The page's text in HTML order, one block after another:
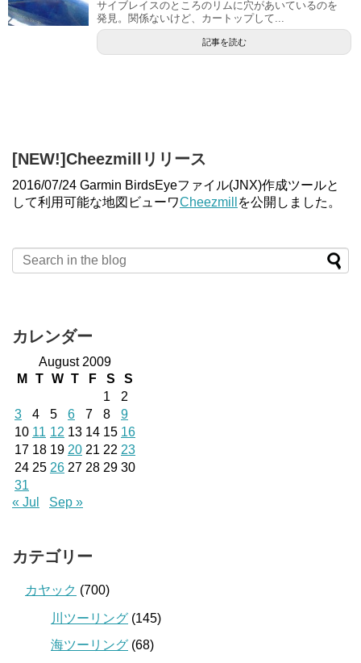
サイブレイスのところのリムに穴があいているのを
発見。関係ないけど、カートップして...
記事を読む
[NEW!]Cheezmillリリース
2016/07/24 Garmin BirdsEyeファイル(JNX)作成ツールと
して利用可能な地図ビューワCheezmill を公開しました。
カレンダー
August 2009
M
T W T F S
S
1
2
3
4 5 6 7 8
9
10 11 12 13 14 15 16
17 18 19 20 21 22 23
24 25 26 27 28 29 30
31
« Jul
Sep »
カテゴリー
カヤック (700)
川ツーリング (145)
海ツーリング (68)